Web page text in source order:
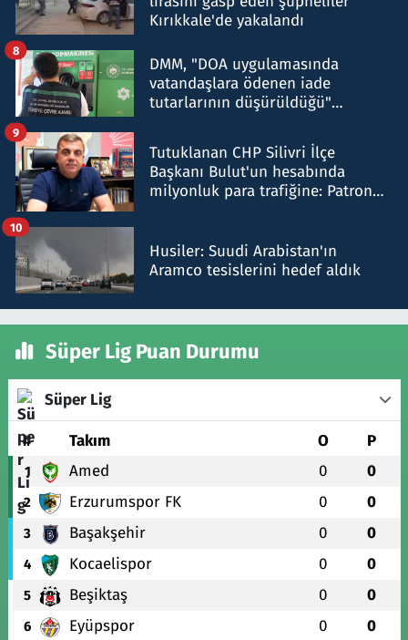
Kırıkkale'de yakalandı
DMM, "DOA uygulamasında
vatandaşlara ödenen iade
tutarlarının düşürüldüğü"
8
Tutuklanan CHP Silivri İlçe
Başkanı Bulut'un hesabında
milyonluk para trafiğine: Patron
9
Husiler: Suudi Arabistan'ın
Aramco tesislerini hedef aldık
10
Süper Lig Puan Durumu
Süper Lig
# Takım O P
1 Amed 0 0
2 Erzurumspor FK 0 0
3 Başakşehir 0 0
4 Kocaelispor 0 0
5 Beşiktaş 0 0
6 Eyüpspor 0 0